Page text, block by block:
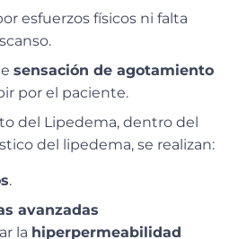
esfuerzos físicos ni falta
sensación de agotamiento
por el paciente.
del Lipedema, dentro del
del lipedema, se realizan:
.
avanzadas
la hiperpermeabilidad